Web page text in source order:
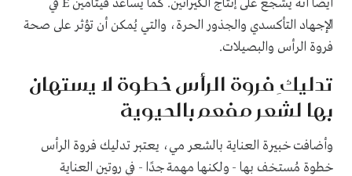
أيضًا أنه يشجع على إنتاج الكيراتين. كما يساعد فيتامين E في
الإجهاد التأكسدي والجذور الحرة، والتي يُمكن أن تؤثر على صحة
فروة الرأس والبصيلات.
تدليكِ فروة الرأس خطوة لا يستهان
بها لشعر مفعم بالحيوية
وأضافت خبيرة العناية بالشعر مي، يعتبر تدليك فروة الرأس
خطوة مُستخف بها - ولكنها مهمة جدًا - في روتين العناية